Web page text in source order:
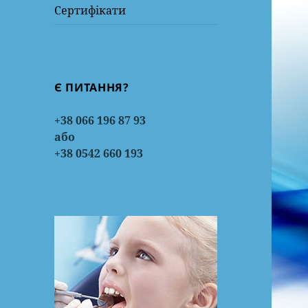
Сертифікати
Є ПИТАННЯ?
+38 066 196 87 93
або
+38 0542 660 193